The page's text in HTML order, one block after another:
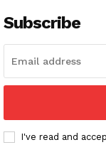
Subscribe
I've read and